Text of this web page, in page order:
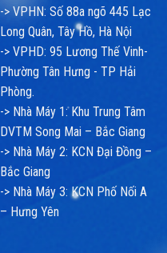
-> VPHN: Số 88a ngõ 445 Lạc
Long Quân, Tây Hồ, Hà Nội
-> VPHD: 95 Lương Thế Vinh-
Phường Tân Hưng - TP Hải
Phòng.
-> Nhà Máy 1: Khu Trung Tâm
DVTM Song Mai – Bắc Giang
-> Nhà Máy 2: KCN Đại Đồng –
Bắc Giang
-> Nhà Máy 3: KCN Phố Nối A
– Hưng Yên